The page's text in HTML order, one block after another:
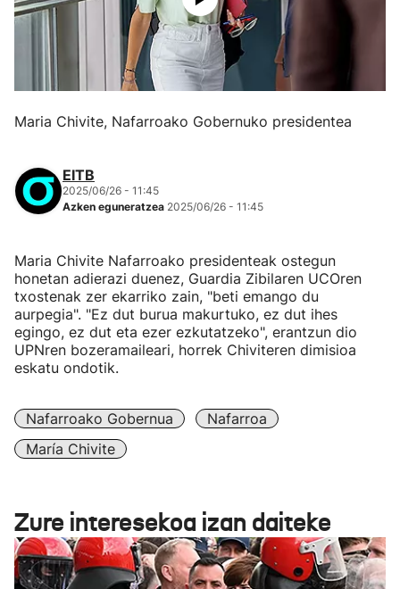
Maria Chivite, Nafarroako Gobernuko presidentea
EITB
2025/06/26 - 11:45
Azken eguneratzea 2025/06/26 - 11:45
Maria Chivite Nafarroako presidenteak ostegun
honetan adierazi duenez, Guardia Zibilaren UCOren
txostenak zer ekarriko zain, "beti emango du
aurpegia". "Ez dut burua makurtuko, ez dut ihes
egingo, ez dut eta ezer ezkutatzeko", erantzun dio
UPNren bozeramaileari, horrek Chiviteren dimisioa
eskatu ondotik.
Nafarroako Gobernua
Nafarroa
María Chivite
Zure interesekoa izan daiteke